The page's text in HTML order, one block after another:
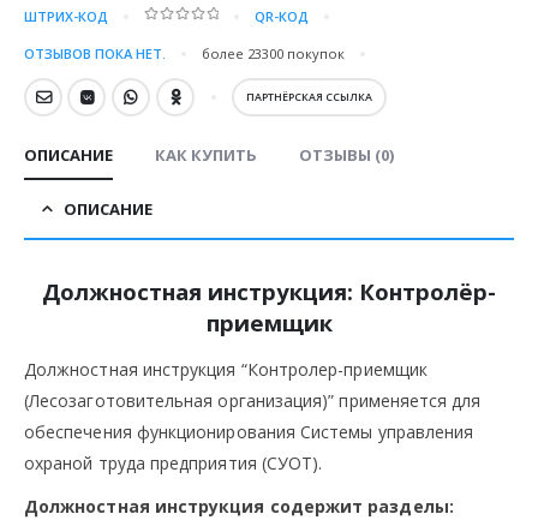
ШТРИХ-КОД QR-КОД
ОТЗЫВОВ ПОКА НЕТ. более 23300 покупок
ПАРТНЁРСКАЯ ССЫЛКА
ОПИСАНИЕ КАК КУПИТЬ ОТЗЫВЫ (0)
ОПИСАНИЕ
Должностная инструкция: Контролёр-
приемщик
Должностная инструкция “Контролер-приемщик
(Лесозаготовительная организация)” применяется для
обеспечения функционирования Системы управления
охраной труда предприятия (СУОТ).
Должностная инструкция содержит разделы: